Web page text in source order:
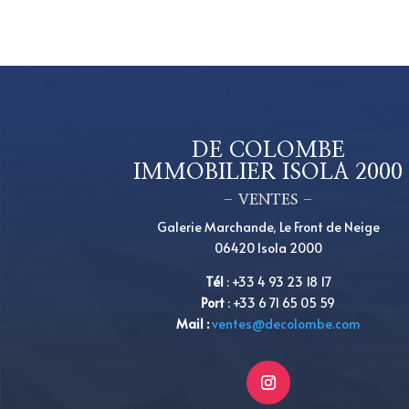
DE COLOMBE
IMMOBILIER ISOLA 2000
– VENTES –
Galerie Marchande, Le Front de Neige
06420 Isola 2000
Tél: +33 4 93 23 18 17
Port : +33 6 71 65 05 59
Mail :ventes@decolombe.com